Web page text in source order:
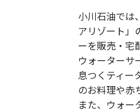
小川石油では
アリゾート」
ーを販売・宅
ウォーターサ
息つくティー
のお料理や赤
また、ウォー